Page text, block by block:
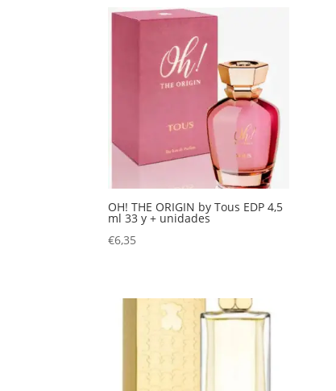
OH! THE ORIGIN by Tous EDP 4,5
ml 33 y + unidades
€6,35